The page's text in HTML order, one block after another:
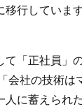
行しています
「正社員」
会社の技術は
に蓄えられ